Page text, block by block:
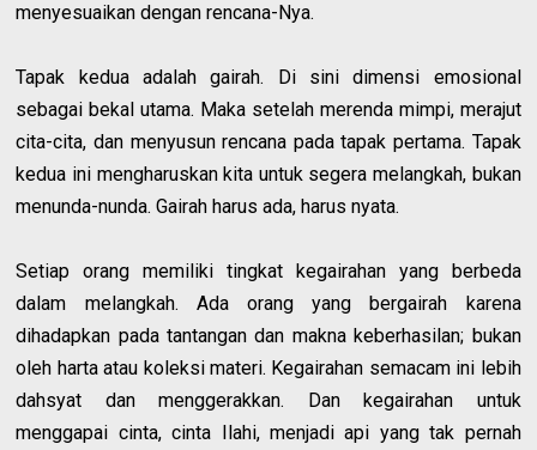
menyesuaikan dengan rencana-Nya.
Tapak kedua adalah gairah. Di sini dimensi emosional
sebagai bekal utama. Maka setelah merenda mimpi, merajut
cita-cita, dan menyusun rencana pada tapak pertama. Tapak
kedua ini mengharuskan kita untuk segera melangkah, bukan
menunda-nunda. Gairah harus ada, harus nyata.
Setiap orang memiliki tingkat kegairahan yang berbeda
dalam melangkah. Ada orang yang bergairah karena
dihadapkan pada tantangan dan makna keberhasilan; bukan
oleh harta atau koleksi materi. Kegairahan semacam ini lebih
dahsyat dan menggerakkan. Dan kegairahan untuk
menggapai cinta, cinta Ilahi, menjadi api yang tak pernah